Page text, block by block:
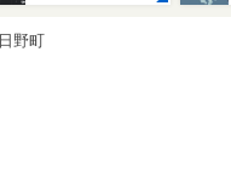
日野町